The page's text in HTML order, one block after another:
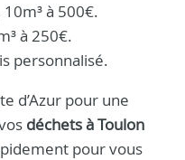
à 500€.
à 250€.
personnalisé.
d’Azur pour une
déchets à Toulon
pour vous